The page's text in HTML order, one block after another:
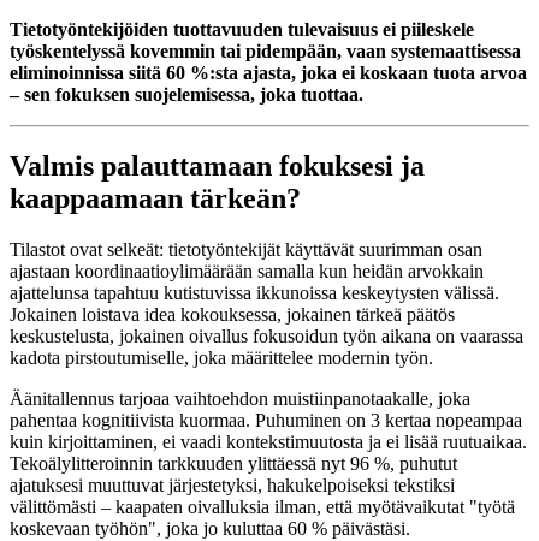
Tietotyöntekijöiden tuottavuuden tulevaisuus ei piileskele
työskentelyssä kovemmin tai pidempään, vaan systemaattisessa
eliminoinnissa siitä 60 %:sta ajasta, joka ei koskaan tuota arvoa
– sen fokuksen suojelemisessa, joka tuottaa.
Valmis palauttamaan fokuksesi ja
kaappaamaan tärkeän?
Tilastot ovat selkeät: tietotyöntekijät käyttävät suurimman osan
ajastaan koordinaatioylimäärään samalla kun heidän arvokkain
ajattelunsa tapahtuu kutistuvissa ikkunoissa keskeytysten välissä.
Jokainen loistava idea kokouksessa, jokainen tärkeä päätös
keskustelusta, jokainen oivallus fokusoidun työn aikana on vaarassa
kadota pirstoutumiselle, joka määrittelee modernin työn.
Äänitallennus tarjoaa vaihtoehdon muistiinpanotaakalle, joka
pahentaa kognitiivista kuormaa. Puhuminen on 3 kertaa nopeampaa
kuin kirjoittaminen, ei vaadi kontekstimuutosta ja ei lisää ruutuaikaa.
Tekoälylitteroinnin tarkkuuden ylittäessä nyt 96 %, puhutut
ajatuksesi muuttuvat järjestetyksi, hakukelpoiseksi tekstiksi
välittömästi – kaapaten oivalluksia ilman, että myötävaikutat "työtä
koskevaan työhön", joka jo kuluttaa 60 % päivästäsi.